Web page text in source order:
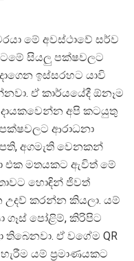
මේ අවස්ථාවේ සර්ව
සියලු පක්ෂවලට
ඉස්සරහට යාවි
ඒ කාර්යයේදී ඕනෑම
අපි කටයුතු
ආරාධනා
අගමැති වෙනකන්
එක මතයකට ඇවිත් මේ
හොඳින් ජිවත්
කරන්න කියලා. යම්
ගෑස් පෝළිම්, කිරිපිට
ඒ වගේම QR
යම් ප්‍රමාණයකට